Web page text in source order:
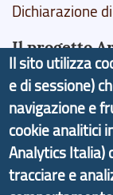
Dichiarazione
Il progetto
Il portale di
di Genova Città
partire dal
Il sito utilizza
e di sessione)
navigazione e
cookie analitici
Analytics Italia)
tracciare e